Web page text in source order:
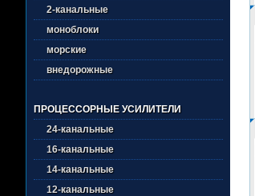
2-канальные
моноблоки
морские
внедорожные
ПРОЦЕССОРНЫЕ УСИЛИТЕЛИ
24-канальные
16-канальные
14-канальные
12-канальные